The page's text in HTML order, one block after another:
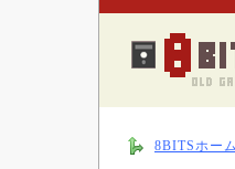
8BITSホーム